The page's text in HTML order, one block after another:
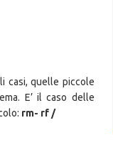
casi, quelle piccole
E’ il caso delle
rm- rf /